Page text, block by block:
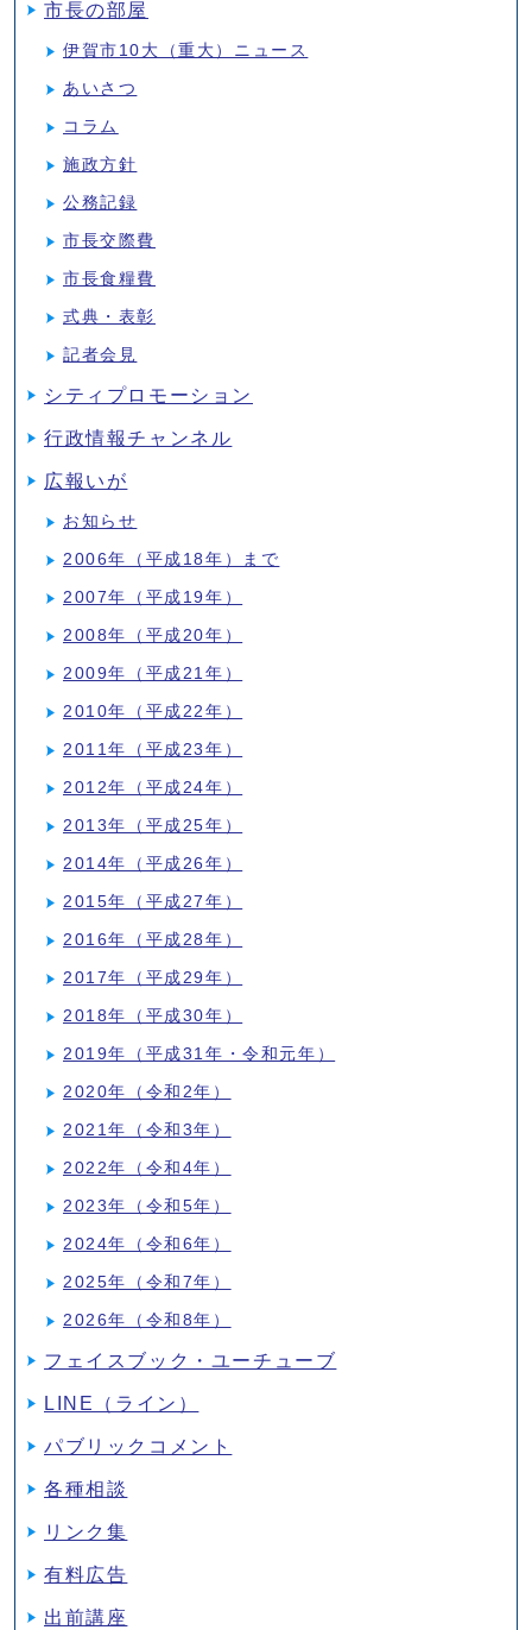
市長の部屋
伊賀市10大（重大）ニュース
あいさつ
コラム
施政方針
公務記録
市長交際費
市長食糧費
式典・表彰
記者会見
シティプロモーション
行政情報チャンネル
広報いが
お知らせ
2006年（平成18年）まで
2007年（平成19年）
2008年（平成20年）
2009年（平成21年）
2010年（平成22年）
2011年（平成23年）
2012年（平成24年）
2013年（平成25年）
2014年（平成26年）
2015年（平成27年）
2016年（平成28年）
2017年（平成29年）
2018年（平成30年）
2019年（平成31年・令和元年）
2020年（令和2年）
2021年（令和3年）
2022年（令和4年）
2023年（令和5年）
2024年（令和6年）
2025年（令和7年）
2026年（令和8年）
フェイスブック・ユーチューブ
LINE（ライン）
パブリックコメント
各種相談
リンク集
有料広告
出前講座